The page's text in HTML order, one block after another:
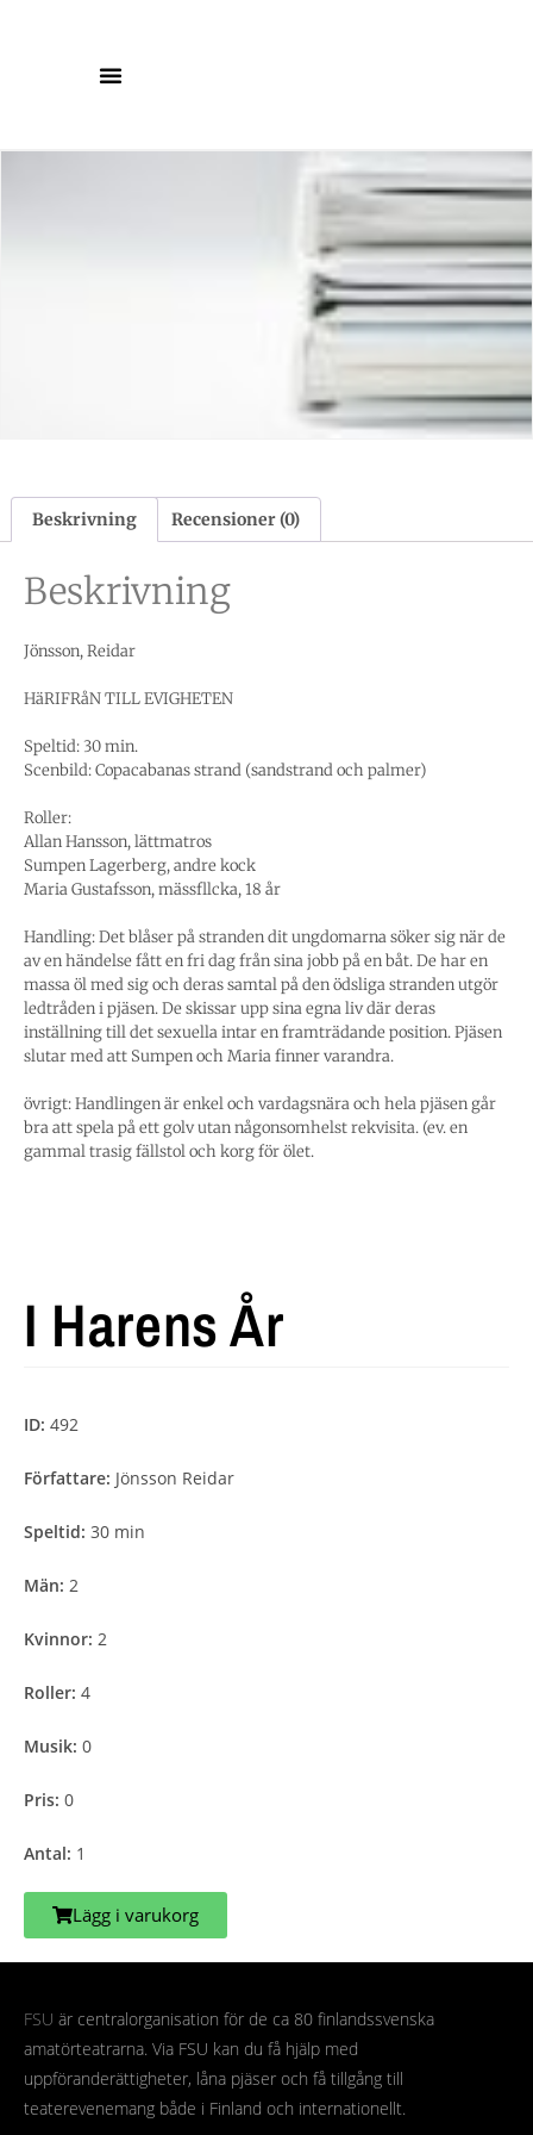
Beskrivning Recensioner (0)
Beskrivning
Jönsson, Reidar
HäRIFRåN TILL EVIGHETEN
Speltid: 30 min.
Scenbild: Copacabanas strand (sandstrand och palmer)
Roller:
Allan Hansson, lättmatros
Sumpen Lagerberg, andre kock
Maria Gustafsson, mässfllcka, 18 år
Handling: Det blåser på stranden dit ungdomarna söker sig när de
av en händelse fått en fri dag från sina jobb på en båt. De har en
massa öl med sig och deras samtal på den ödsliga stranden utgör
ledtråden i pjäsen. De skissar upp sina egna liv där deras
inställning till det sexuella intar en framträdande position. Pjäsen
slutar med att Sumpen och Maria finner varandra.
övrigt: Handlingen är enkel och vardagsnära och hela pjäsen går
bra att spela på ett golv utan någonsomhelst rekvisita. (ev. en
gammal trasig fällstol och korg för ölet.
I Harens År
ID: 492
Författare: Jönsson Reidar
Speltid: 30 min
Män: 2
Kvinnor: 2
Roller: 4
Musik: 0
Pris: 0
Antal: 1
Lägg i varukorg
FSU är centralorganisation för de ca 80 finlandssvenska
amatörteatrarna. Via FSU kan du få hjälp med
uppföranderättigheter, låna pjäser och få tillgång till
teaterevenemang både i Finland och internationellt.